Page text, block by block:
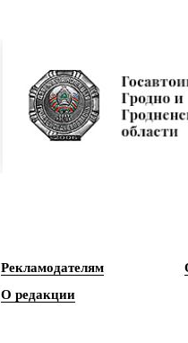
Рекламодателям
О редакции